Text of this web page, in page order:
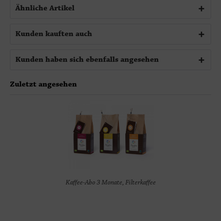
Ähnliche Artikel
Kunden kauften auch
Kunden haben sich ebenfalls angesehen
Zuletzt angesehen
Kaffee-Abo 3 Monate, Filterkaffee